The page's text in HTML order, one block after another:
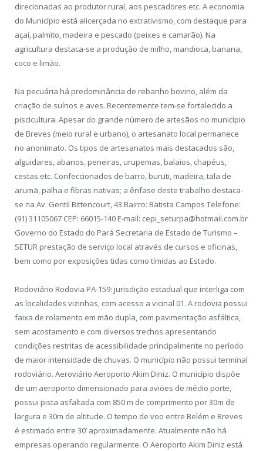
direcionadas ao produtor rural, aos pescadores etc. A economia
do Município está alicerçada no extrativismo, com destaque para
açaí, palmito, madeira e pescado (peixes e camarão). Na
agricultura destaca-se a produção de milho, mandioca, banana,
coco e limão.
Na pecuária há predominância de rebanho bovino, além da
criação de suínos e aves. Recentemente tem-se fortalecido a
piscicultura. Apesar do grande número de artesãos no município
de Breves (meio rural e urbano), o artesanato local permanece
no anonimato. Os tipos de artesanatos mais destacados são,
alguidares, abanos, peneiras, urupemas, balaios, chapéus,
cestas etc. Confeccionados de barro, buruti, madeira, tala de
arumã, palha e fibras nativas; a ênfase deste trabalho destaca-
se na Av. Gentil Bittencourt, 43 Bairro: Batista Campos Telefone:
(91) 31105067 CEP: 66015-140 E-mail: cepi_seturpa@hotmail.com.br
Governo do Estado do Pará Secretaria de Estado de Turismo –
SETUR prestação de serviço local através de cursos e oficinas,
bem como por exposições tidas como tímidas ao Estado.
Rodoviário Rodovia PA-159: jurisdição estadual que interliga com
as localidades vizinhas, com acesso a vicinal 01. A rodovia possui
faixa de rolamento em mão dupla, com pavimentação asfáltica,
sem acostamento e com diversos trechos apresentando
condições restritas de acessibilidade principalmente no período
de maior intensidade de chuvas. O município não possui terminal
rodoviário. Aeroviário Aeroporto Akim Diniz. O município dispõe
de um aeroporto dimensionado para aviões de médio porte,
possui pista asfaltada com 850 m de comprimento por 30m de
largura e 30m de altitude. O tempo de voo entre Belém e Breves
é estimado entre 30’ aproximadamente. Atualmente não há
empresas operando regularmente. O Aeroporto Akim Diniz está